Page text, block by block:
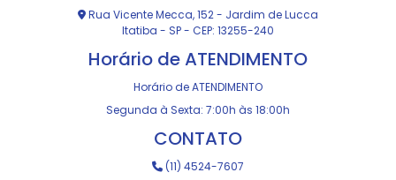
Rua Vicente Mecca, 152 - Jardim de Lucca
Itatiba - SP - CEP: 13255-240
Horário de ATENDIMENTO
Horário de ATENDIMENTO
Segunda à Sexta: 7:00h às 18:00h
CONTATO
(11) 4524-7607